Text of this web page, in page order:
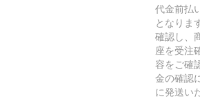
代金前払
となりま
確認し、
座を受注
容をご確
金の確認
に発送い